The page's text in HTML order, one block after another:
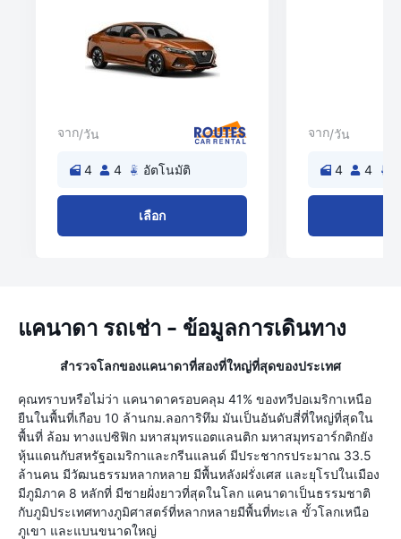
จาก/วัน
4 4 อัตโนมัติ
เลือก
จาก/วัน
4 4
แคนาดา รถเช่า - ข้อมูลการเดินทาง
สำรวจโลกของแคนาดาที่สองที่ใหญ่ที่สุดของประเทศ
คุณทราบหรือไม่ว่า แคนาดาครอบคลุม 41% ของทวีปอเมริกาเหนือ
ยืนในพื้นที่เกือบ 10 ล้านกม.ลอการิทึม มันเป็นอันดับสี่ที่ใหญ่ที่สุดใน
พื้นที่ ล้อม ทางแปซิฟิก มหาสมุทรแอตแลนติก มหาสมุทรอาร์กติกยัง
หุ้นแดนกับสหรัฐอเมริกาและกรีนแลนด์ มีประชากรประมาณ 33.5
ล้านคน มีวัฒนธรรมหลากหลาย มีพื้นหลังฝรั่งเศส และยุโรปในเมือง
มีภูมิภาค 8 หลักที่ มีชายฝั่งยาวที่สุดในโลก แคนาดาเป็นธรรมชาติ
กับภูมิประเทศทางภูมิศาสตร์ที่หลากหลายมีพื้นที่ทะเล ขั้วโลกเหนือ
ภูเขา และแบนขนาดใหญ่